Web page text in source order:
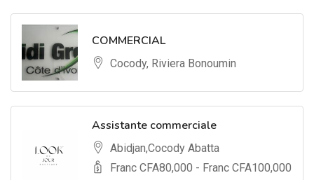
COMMERCIAL
Cocody, Riviera Bonoumin
Assistante commerciale
Abidjan,Cocody Abatta
Franc CFA80,000 - Franc CFA100,000